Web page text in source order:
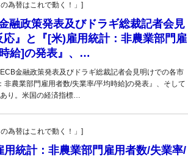
為替はこれで動く！」]
融政策発表及びドラギ総裁記者会見
』と『[米)雇用統計：非農業部門雇
給]の発表』、…
金融政策発表及びドラギ総裁記者会見明けでの各市
非農業部門雇用者数/失業率/平均時給]の発表』、そして
あり。米国の経済指標…
為替はこれで動く！」]
統計：非農業部門雇用者数/失業率/